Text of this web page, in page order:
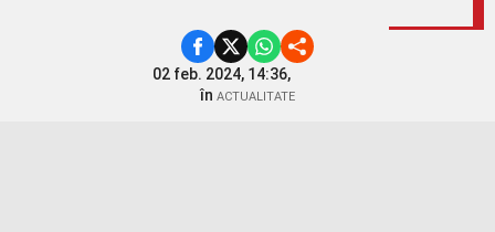
02 feb. 2024, 14:36,
în ACTUALITATE